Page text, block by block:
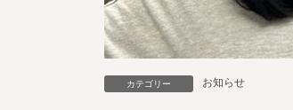
カテゴリー お知らせ